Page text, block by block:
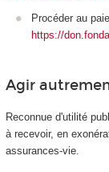
Procéder au
https://
Agir
Reconnue d'utilité
à recevoir, en
assurances-vie.